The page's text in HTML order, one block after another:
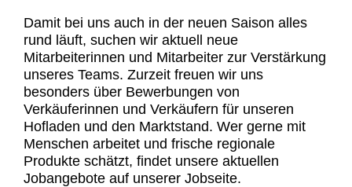
Damit bei uns auch in der neuen Saison alles
rund läuft, suchen wir aktuell neue
Mitarbeiterinnen und Mitarbeiter zur Verstärkung
unseres Teams. Zurzeit freuen wir uns
besonders über Bewerbungen von
Verkäuferinnen und Verkäufern für unseren
Hofladen und den Marktstand. Wer gerne mit
Menschen arbeitet und frische regionale
Produkte schätzt, findet unsere aktuellen
Jobangebote auf unserer Jobseite.